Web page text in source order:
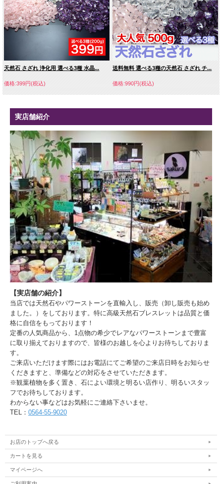
天然石 さざれ 浄化用 選べる3種 水晶...
価格:399円(税込)
送料無料 選べる3種の天然石 さざれ チ...
価格:990円(税込)
実店舗紹介
【実店舗の紹介】
当店では天然石やパワーストーンを直輸入し、販売（卸し販売も始め
ました。）をしております。特に高級天然石ブレスレットは品質と価
格に自信をもっております！
定番の人気商品から、1点物の希少でレアなパワーストーンまで豊富
に取り揃えておりますので、皆様のお越しを心よりお待ちしておりま
す。
ご来店いただけます際にはお電話にてご希望のご来店日時をお知らせ
くだきますと、準備などの対応をさせていただきます。
※観葉植物を多く置き、石によい環境と明るい店作り、明るいスタッ
フでお待ちしております。
わからない事などはお気軽にご連絡下さいませ。
TEL： 0564-55-9020
お店のトップへ戻る
カートを見る
マイページへ